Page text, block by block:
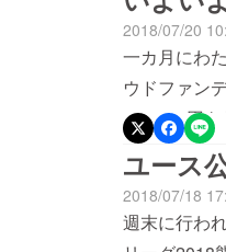
ホームゲー
お健康スタ
かりと前を
ただけると
2018/07/20
一カ月にわ
ウドファン
500,000円
支援に心よ
て出発をいたし
スサッカー
田、ツエー
ユース
2018/07/18
週末に行われた、